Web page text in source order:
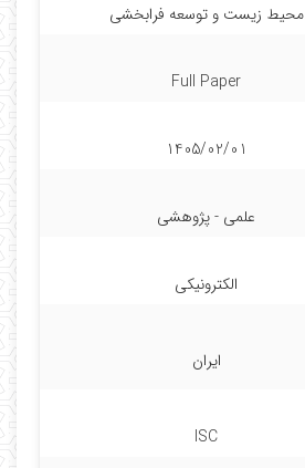
محیط زیست و توسعه فرابخشی
Full Paper
1405/02/01
علمی - پژوهشی
الکترونیکی
ایران
ISC